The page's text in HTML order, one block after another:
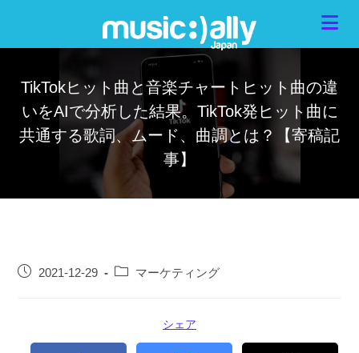
TikTokヒット曲と音楽チャートヒット曲の違
いをAIで分析した結果。TikTok発ヒット曲に
共通する歌詞、ムード、曲調とは？【寄稿記
事】
2021-12-29 マーケティング
シェア